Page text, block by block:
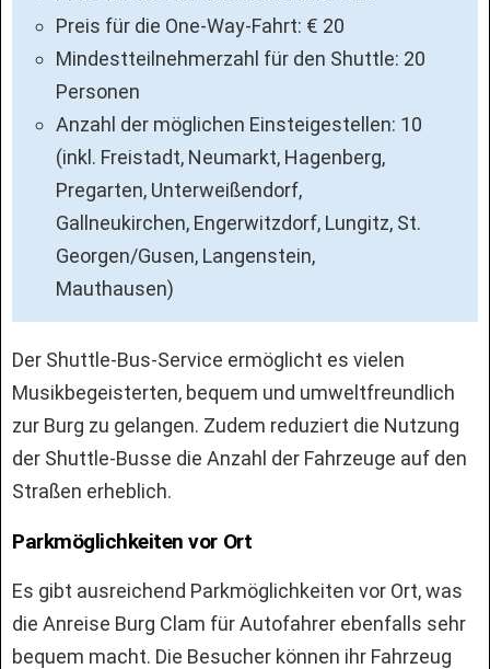
Preis für die One-Way-Fahrt: € 20
Mindestteilnehmerzahl für den Shuttle: 20
Personen
Anzahl der möglichen Einsteige­stellen: 10
(inkl. Freistadt, Neumarkt, Hagenberg,
Pregarten, Unterweißen­dorf,
Gallneukirchen, Engerwitzdorf, Lungitz, St.
Georgen/Gusen, Langenstein,
Mauthausen)
Der Shuttle-Bus-Service ermöglicht es vielen
Musikbegeisterten, bequem und umweltfreundlich
zur Burg zu gelangen. Zudem reduziert die Nutzung
der Shuttle-Busse die Anzahl der Fahrzeuge auf den
Straßen erheblich.
Parkmöglichkeiten vor Ort
Es gibt ausreichend Parkmöglichkeiten vor Ort, was
die Anreise Burg Clam für Autofahrer ebenfalls sehr
bequem macht. Die Besucher können ihr Fahrzeug